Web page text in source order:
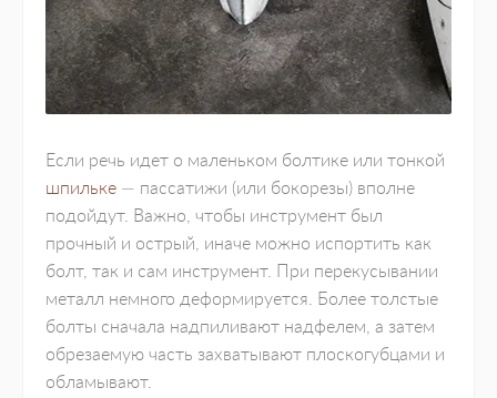
Если речь идет о маленьком болтике или тонкой
шпильке — пассатижи (или бокорезы) вполне
подойдут. Важно, чтобы инструмент был
прочный и острый, иначе можно испортить как
болт, так и сам инструмент. При перекусывании
металл немного деформируется. Более толстые
болты сначала надпиливают надфелем, а затем
обрезаемую часть захватывают плоскогубцами и
обламывают.